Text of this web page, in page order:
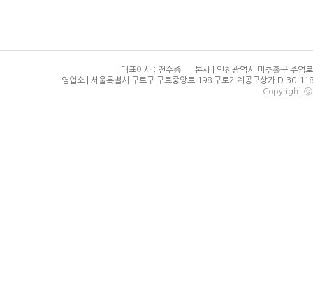
대표이사 : 전수종
본사 | 인천광역시 미추홀구 주염
영업소 | 서울특별시 구로구 구로중앙로 198 구로기계공구상가 D-30-
Copyright ⓒ(